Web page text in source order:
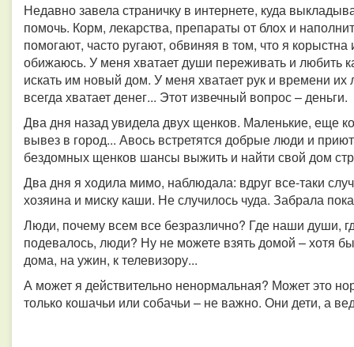
Недавно завела страничку в интернете, куда
помочь. Корм, лекарства, препараты от блох и
помогают, часто ругают, обвиняя в том, что я
обижаюсь. У меня хватает души переживать и любить
искать им новый дом. У меня хватает рук и времени их
всегда хватает денег... Этот извечный вопрос – деньги.
Два дня назад увидела двух щенков. Маленькие, еще
вывез в город... Авось встретятся добрые люди и
бездомных щенков шансы выжить и найти свой дом
Два дня я ходила мимо, наблюдала: вдруг все-таки
хозяина и миску каши. Не случилось чуда. Забрала
Люди, почему всем все безразлично? Где наши души,
подевалось, люди? Ну не можете взять домой – хотя
дома, на ужин, к телевизору...
А может я действительно ненормальная? Может это
только кошачьи или собачьи – не важно. Они дети, а